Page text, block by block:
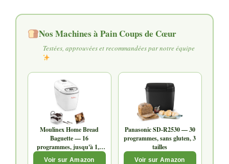
Nos Machines à Pain Coups de Cœur
Testées, approuvées et recommandées par notre équipe
Moulinex Home Bread
Baguette — 16
programmes, jusqu'à 1,5
kg
Voir sur Amazon
Panasonic SD-R2530 — 30
programmes, sans gluten, 3
tailles
Voir sur Amazon